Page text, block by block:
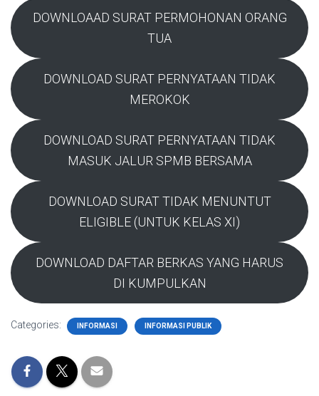
DOWNLOAAD SURAT PERMOHONAN ORANG
TUA
DOWNLOAD SURAT PERNYATAAN TIDAK
MEROKOK
DOWNLOAD SURAT PERNYATAAN TIDAK
MASUK JALUR SPMB BERSAMA
DOWNLOAD SURAT TIDAK MENUNTUT
ELIGIBLE (UNTUK KELAS XI)
DOWNLOAD DAFTAR BERKAS YANG HARUS
DI KUMPULKAN
Categories: INFORMASI INFORMASI PUBLIK